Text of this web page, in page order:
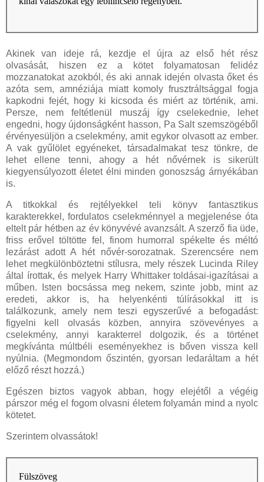
Akinek van ideje rá, kezdje el újra az első hét rész
olvasását, hiszen ez a kötet folyamatosan felidéz
mozzanatokat azokból, és aki annak idején olvasta őket és
azóta sem, amnéziája miatt komoly frusztráltsággal fogja
kapkodni fejét, hogy ki kicsoda és miért az történik, ami.
Persze, nem feltétlenül muszáj így cselekednie, lehet
engedni, hogy újdonságként hasson, Pa Salt szemszögéből
érvényesüljön a cselekmény, amit egykor olvasott az ember.
A vak gyűlölet egyéneket, társadalmakat tesz tönkre, de
lehet ellene tenni, ahogy a hét nővérnek is sikerült
kiegyensúlyozott életet élni minden gonoszság árnyékában
is.
A titkokkal és rejtélyekkel teli könyv fantasztikus
karakterekkel, fordulatos cselekménnyel a megjelenése óta
eltelt pár hétben az év könyvévé avanzsált. A szerző fia üde,
friss erővel töltötte fel, finom humorral spékelte és méltó
lezárást adott A hét nővér-sorozatnak. Szerencsére nem
lehet megkülönböztetni stílusra, mely részek Lucinda Riley
által írottak, és melyek Harry Whittaker toldásai-igazításai a
műben. Isten bocsássa meg nekem, szinte jobb, mint az
eredeti, akkor is, ha helyenkénti túlírásokkal itt is
találkozunk, amely nem teszi egyszerűvé a befogadást:
figyelni kell olvasás közben, annyira szövevényes a
cselekmény, annyi karakterrel dolgozik, és a történet
megkívánta múltbéli eseményekhez is bőven vissza kell
nyúlnia. (Megmondom őszintén, gyorsan ledaráltam a hét
előző részt hozzá.)
Egészen biztos vagyok abban, hogy elejétől a végéig
párszor még el fogom olvasni életem folyamán mind a nyolc
kötetet.
Szerintem olvassátok!
Fülszöveg